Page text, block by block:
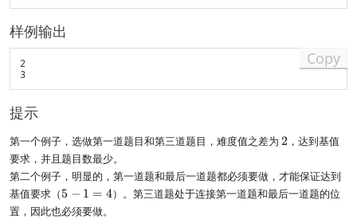
样例输出
2
3
Copy
提示
第一个例子，选做第一道题目和第三道题目，难度值之差为2
2 ，达到基值
要求，并且题目数最少。
第二个例子，明显的，第一道题和最后一道题都必须要做，才能保证达到
基值要求（5
-
5 − 1 = 4）。第三道题处于连接第一道题和最后一道题的位
置，因此也必须要做。